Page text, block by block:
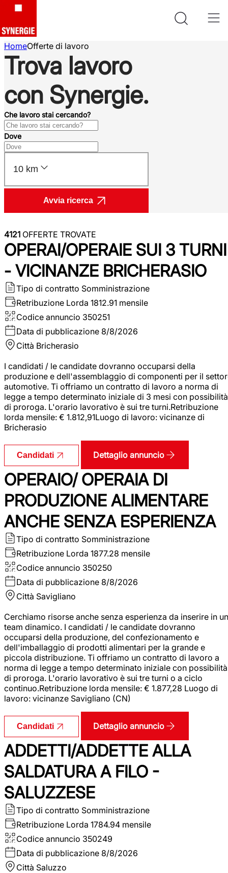
HomeOfferte di lavoro
Trova lavoro
con Synergie.
Che lavoro stai cercando?
Dove
10 km
Avvia ricerca
4121 OFFERTE TROVATE
OPERAI/OPERAIE SUI 3 TURNI
- VICINANZE BRICHERASIO
Tipo di contratto Somministrazione
Retribuzione Lorda 1812.91 mensile
Codice annuncio 350251
Data di pubblicazione 8/8/2026
Città Bricherasio
I candidati / le candidate dovranno occuparsi della
produzione e dell'assemblaggio di componenti per il
automotive. Ti offriamo un contratto di lavoro a norma di
legge a tempo determinato iniziale di 3 mesi con possibilità
di proroga. L'orario lavorativo è sui tre turni.Retribuzione
lorda mensile: € 1.812,91Luogo di lavoro: vicinanze di
Bricherasio
Candidati Dettaglio annuncio
OPERAIO/ OPERAIA DI
PRODUZIONE ALIMENTARE
ANCHE SENZA ESPERIENZA
Tipo di contratto Somministrazione
Retribuzione Lorda 1877.28 mensile
Codice annuncio 350250
Data di pubblicazione 8/8/2026
Città Savigliano
Cerchiamo risorse anche senza esperienza da inserire in un
team dinamico. I candidati / le candidate dovranno
occuparsi della produzione, del confezionamento e
dell'imballaggio di prodotti alimentari per la grande e
piccola distribuzione. Ti offriamo un contratto di lavoro a
norma di legge a tempo determinato iniziale con possibilità
di proroga. L'orario lavorativo è sui tre turni o a ciclo
continuo.Retribuzione lorda mensile: € 1.877,28 Luogo di
lavoro: vicinanze Savigliano (CN)
Candidati Dettaglio annuncio
ADDETTI/ADDETTE ALLA
SALDATURA A FILO -
SALUZZESE
Tipo di contratto Somministrazione
Retribuzione Lorda 1784.94 mensile
Codice annuncio 350249
Data di pubblicazione 8/8/2026
Città Saluzzo